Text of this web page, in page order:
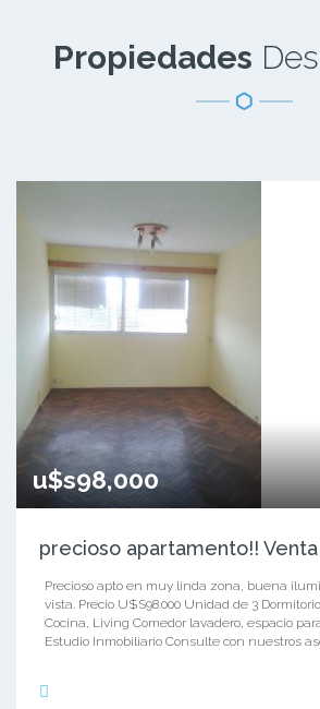
Propiedades
u$s98,000
precioso apartamento!! Venta
Precioso apto en muy linda zona, buena
vista. Precio U$S98.000 Unidad de 3
Cocina, Living Comedor lavadero, espacio
Estudio Inmobiliario Consulte con nuestros